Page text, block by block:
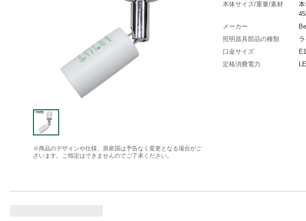
※商品のデザインや仕様、原産国は予告なく変更となる場合がご
ざいます。ご指定はできませんのでご了承ください。
本体サイズ/重量/素材
メーカー
照明器具部品の種類
口金サイズ
定格消費電力